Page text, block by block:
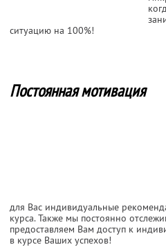
ситуацию на 100%!
Постоянная мотивация
для Вас индивидуальные
курса. Также мы постоянно
предоставляем Вам доступ к
в курсе Ваших успехов!